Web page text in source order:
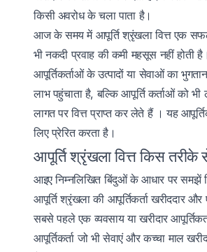
किसी अवरोध के चला पाता है।
आज के समय में आपूर्ति श्रृंखला वित्त एक
भी नकदी प्रवाह की कमी महसूस नहीं होती
आपूर्तिकर्ताओं के उत्पादों या सेवाओं का
लाभ पहुंचाता है, बल्कि आपूर्ति कर्ताओं को
लागत पर वित्त प्राप्त कर लेते हैं । यह
लिए प्रेरित करता है।
आपूर्ति श्रृंखला वित्त किस तरीके
आइए निम्नलिखित बिंदुओं के आधार पर समझें
आपूर्ति श्रृंखला की आपूर्तिकर्ता खरीददार
सबसे पहले एक व्यवसाय या खरीदार
आपूर्तिकर्ता जो भी सेवाएं और कच्चा माल